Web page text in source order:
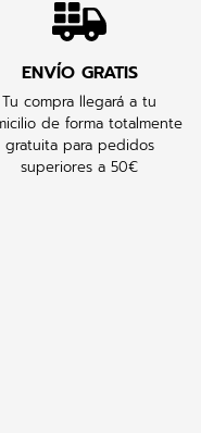
ENVÍO GRATIS
Tu compra llegará a tu
de forma totalmente
gratuita para pedidos
superiores a 50€